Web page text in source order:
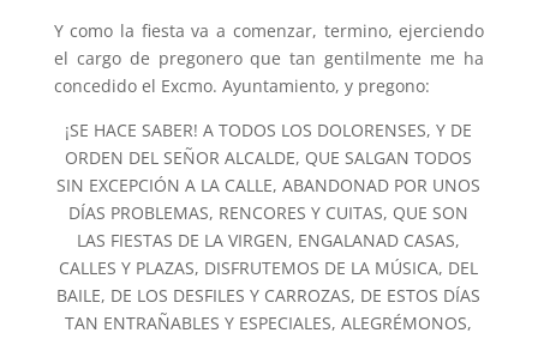
Y como la fiesta va a comenzar, termino, ejerciendo
el cargo de pregonero que tan gentilmente me ha
concedido el Excmo. Ayuntamiento, y pregono:
¡SE HACE SABER! A TODOS LOS DOLORENSES, Y DE
ORDEN DEL SEÑOR ALCALDE, QUE SALGAN TODOS
SIN EXCEPCIÓN A LA CALLE, ABANDONAD POR UNOS
DÍAS PROBLEMAS, RENCORES Y CUITAS, QUE SON
LAS FIESTAS DE LA VIRGEN, ENGALANAD CASAS,
CALLES Y PLAZAS, DISFRUTEMOS DE LA MÚSICA, DEL
BAILE, DE LOS DESFILES Y CARROZAS, DE ESTOS DÍAS
TAN ENTRAÑABLES Y ESPECIALES, ALEGRÉMONOS,